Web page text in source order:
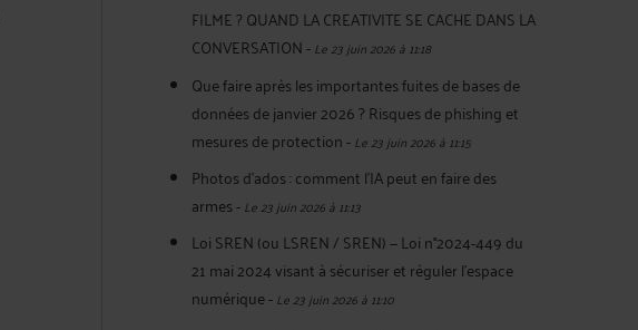
FILME ? QUAND LA CREATIVITE SE CACHE DANS LA
CONVERSATION-Le 23 juin 2026 à 11:18
Que faire après les importantes fuites de bases de
données de janvier 2026 ? Risques de phishing et
mesures de protection-Le 23 juin 2026 à 11:15
Photos d’ados : comment l’IA peut en faire des
armes-Le 23 juin 2026 à 11:13
Loi SREN (ou LSREN / SREN) — Loi n°2024-449 du
21 mai 2024 visant à sécuriser et réguler l’espace
numérique-Le 23 juin 2026 à 11:10